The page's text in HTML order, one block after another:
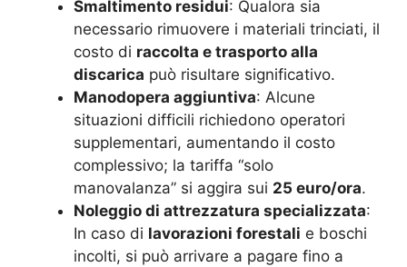
Smaltimento residui: Qualora sia
necessario rimuovere i materiali trinciati, il
costo di raccolta e trasporto alla
discarica può risultare significativo.
Manodopera aggiuntiva: Alcune
situazioni difficili richiedono operatori
supplementari, aumentando il costo
complessivo; la tariffa “solo
manovalanza” si aggira sui 25 euro/ora.
Noleggio di attrezzatura specializzata:
In caso di lavorazioni forestali e boschi
incolti, si può arrivare a pagare fino a